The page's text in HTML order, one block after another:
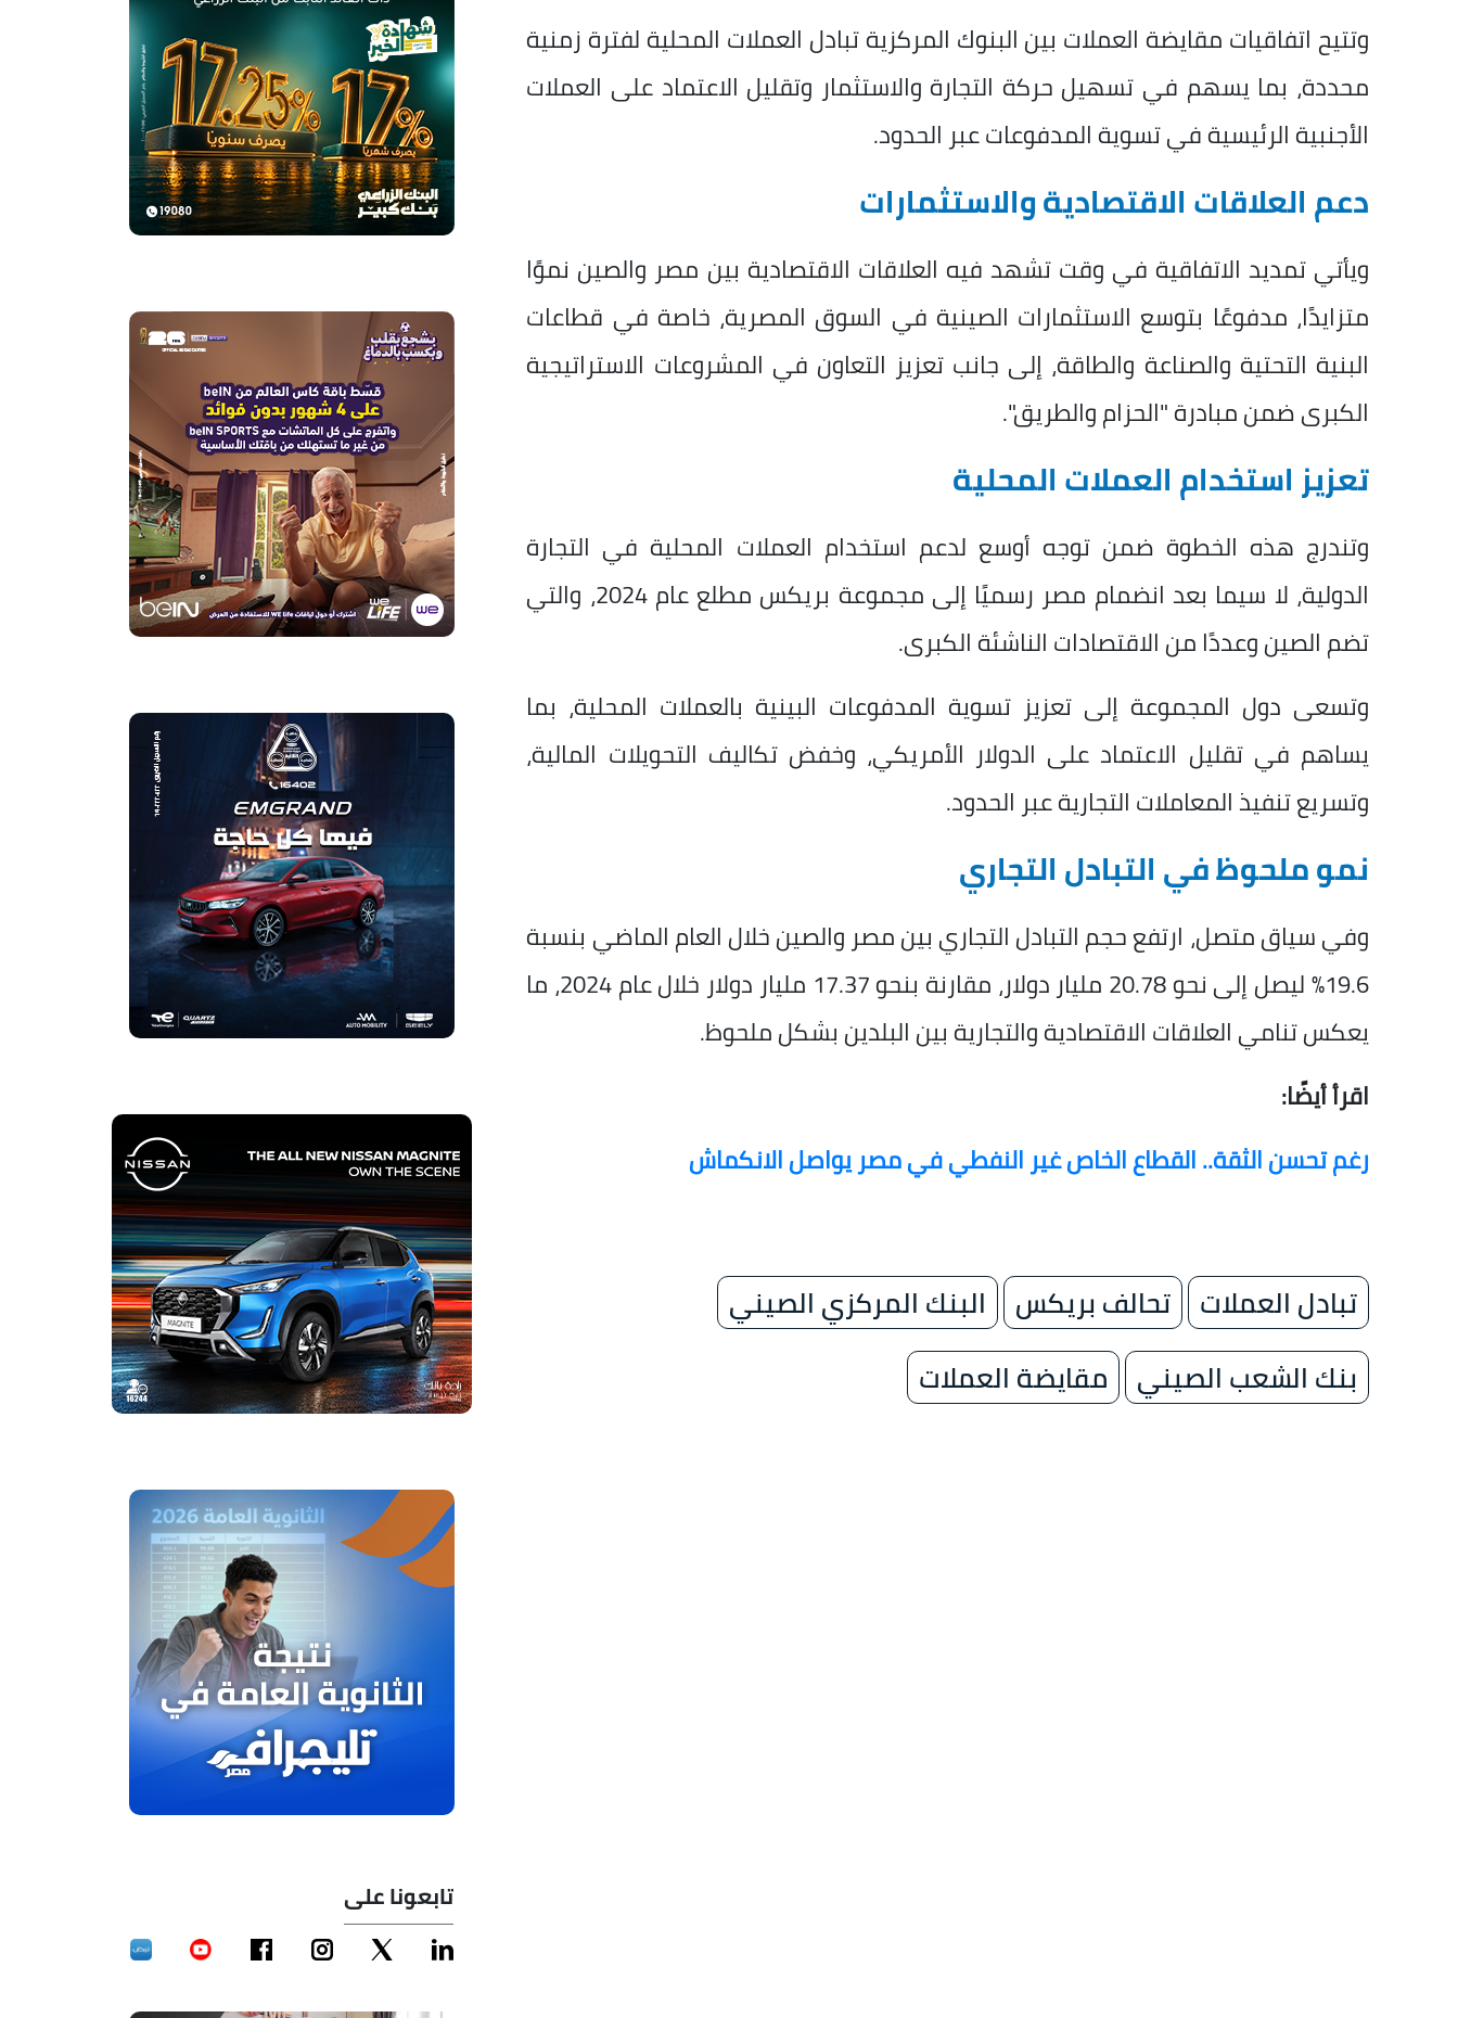
وتتيح اتفاقيات مقايضة العملات بين البنوك المركزية تبادل العملات المحلية لفترة زمنية
محددة، بما يسهم في تسهيل حركة التجارة والاستثمار وتقليل الاعتماد على العملات
الأجنبية الرئيسية في تسوية المدفوعات عبر الحدود.
دعم العلاقات الاقتصادية والاستثمارات
ويأتي تمديد الاتفاقية في وقت تشهد فيه العلاقات الاقتصادية بين مصر والصين نموًا
متزايدًا، مدفوعًا بتوسع الاستثمارات الصينية في السوق المصرية، خاصة في قطاعات
البنية التحتية والصناعة والطاقة، إلى جانب تعزيز التعاون في المشروعات الاستراتيجية
الكبرى ضمن مبادرة "الحزام والطريق".
تعزيز استخدام العملات المحلية
وتندرج هذه الخطوة ضمن توجه أوسع لدعم استخدام العملات المحلية في التجارة
الدولية، لا سيما بعد انضمام مصر رسميًا إلى مجموعة بريكس مطلع عام 2024، والتي
تضم الصين وعددًا من الاقتصادات الناشئة الكبرى.
وتسعى دول المجموعة إلى تعزيز تسوية المدفوعات البينية بالعملات المحلية، بما
يساهم في تقليل الاعتماد على الدولار الأمريكي، وخفض تكاليف التحويلات المالية،
وتسريع تنفيذ المعاملات التجارية عبر الحدود.
نمو ملحوظ في التبادل التجاري
وفي سياق متصل، ارتفع حجم التبادل التجاري بين مصر والصين خلال العام الماضي بنسبة
19.6% ليصل إلى نحو 20.78 مليار دولار، مقارنة بنحو 17.37 مليار دولار خلال عام 2024، ما
يعكس تنامي العلاقات الاقتصادية والتجارية بين البلدين بشكل ملحوظ.
اقرأ أيضًا:
رغم تحسن الثقة.. القطاع الخاص غير النفطي في مصر يواصل الانكماش
تبادل العملات تحالف بريكس
البنك المركزي الصيني
بنك الشعب الصيني
مقايضة العملات
تابعونا على